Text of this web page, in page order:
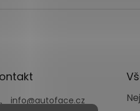
info@autoface.cz